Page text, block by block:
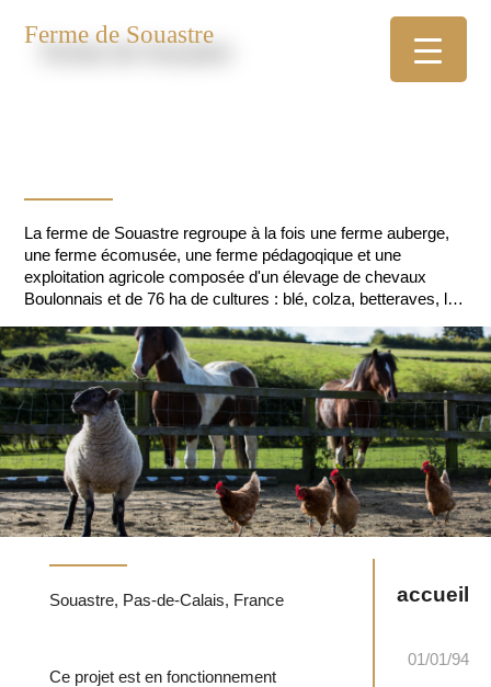
Ferme de Souastre
La ferme de Souastre regroupe à la fois une ferme auberge,
une ferme écomusée, une ferme pédagoqique et une
exploitation agricole composée d'un élevage de chevaux
Boulonnais et de 76 ha de cultures : blé, colza, betteraves, lin
01/01/94
accueil
Souastre, Pas-de-Calais, France
Ce projet est en fonctionnement